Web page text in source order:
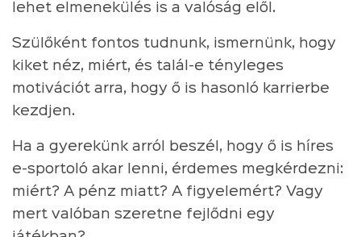
lehet elmenekülés is a valóság elől.
Szülőként fontos tudnunk, ismernünk, hogy
kiket néz, miért, és talál-e tényleges
motivációt arra, hogy ő is hasonló karrierbe
kezdjen.
Ha a gyerekünk arról beszél, hogy ő is híres
e-sportoló akar lenni, érdemes megkérdezni:
miért? A pénz miatt? A figyelemért? Vagy
mert valóban szeretne fejlődni egy